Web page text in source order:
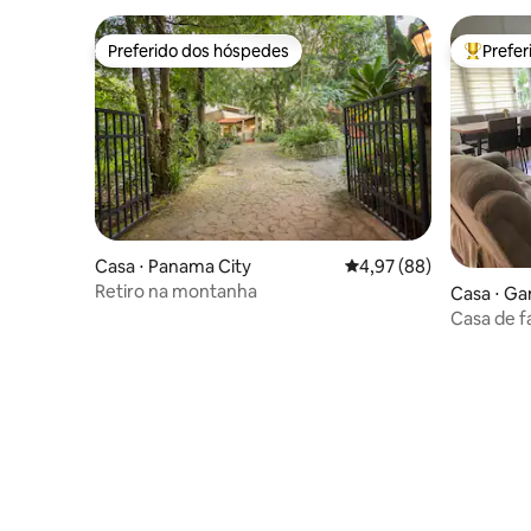
Preferido dos hóspedes
Preferido dos hóspedes
Casa ⋅ Panama City 4,97 de uma avaliação
4,97 (88)
Retiro na montanha
Entre
Casa ⋅
Casa de